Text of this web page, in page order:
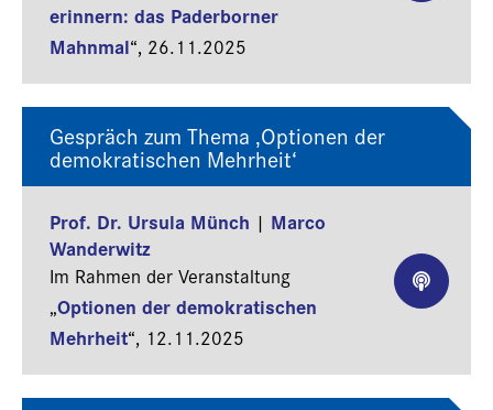
erinnern: das Paderborner
Mahnmal“, 26.11.2025
Gespräch zum Thema ‚Optionen der
demokratischen Mehrheit‘
Prof. Dr. Ursula Münch | Marco
Wanderwitz
Im Rahmen der Veranstaltung
„Optionen der demokratischen
Mehrheit“, 12.11.2025